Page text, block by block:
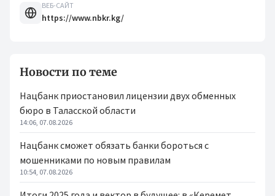
ВЕБ-САЙТ
https://www.nbkr.kg/
Новости по теме
Нацбанк приостановил лицензии двух обменных
бюро в Таласской области
14:06, 07.08.2026
Нацбанк сможет обязать банки бороться с
мошенниками по новым правилам
10:54, 07.08.2026